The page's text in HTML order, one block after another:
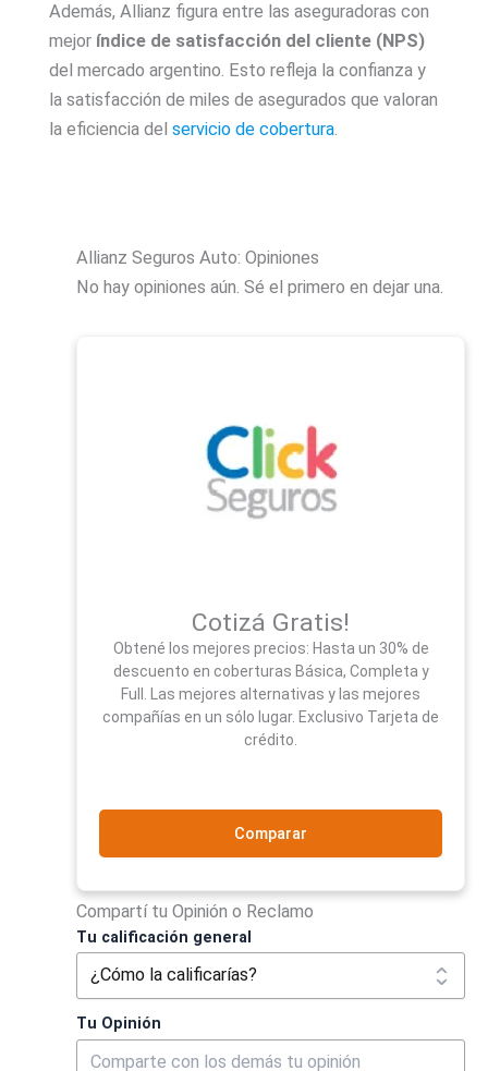
Además, Allianz figura entre las aseguradoras con
mejor índice de satisfacción del cliente (NPS)
del mercado argentino. Esto refleja la confianza y
la satisfacción de miles de asegurados que valoran
la eficiencia del servicio de cobertura.
Allianz Seguros Auto: Opiniones
No hay opiniones aún. Sé el primero en dejar una.
Cotizá Gratis!
Obtené los mejores precios: Hasta un 30% de
descuento en coberturas Básica, Completa y
Full. Las mejores alternativas y las mejores
compañías en un sólo lugar. Exclusivo Tarjeta de
crédito.
Comparar
Compartí tu Opinión o Reclamo
Tu calificación general
Tu Opinión